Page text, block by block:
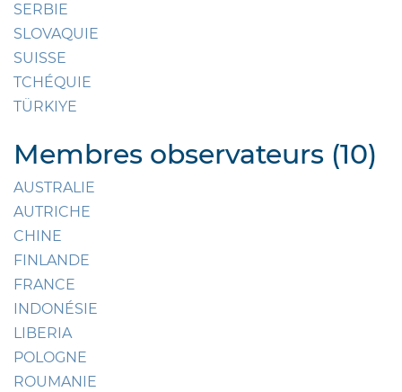
SERBIE
SLOVAQUIE
SUISSE
TCHÉQUIE
TÜRKIYE
Membres observateurs (10)
AUSTRALIE
AUTRICHE
CHINE
FINLANDE
FRANCE
INDONÉSIE
LIBERIA
POLOGNE
ROUMANIE